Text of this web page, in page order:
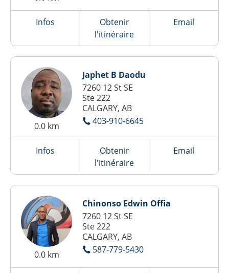
Infos
Obtenir
l'itinéraire
Email
0.0 km
Japhet B Daodu
7260 12 St SE
Ste 222
CALGARY, AB
403-910-6645
Infos
Obtenir
l'itinéraire
Email
0.0 km
Chinonso Edwin Offia
7260 12 St SE
Ste 222
CALGARY, AB
587-779-5430